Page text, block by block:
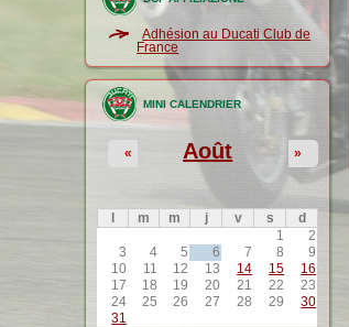
Adhésion au Ducati Club de
France
MINI CALENDRIER
Août
« »
m m j v s
d
1
2
3
4 5 6 7 8
9
10
11 12 13 14 15
16
17
18 19 20 21 22
23
24
25 26 27 28 29
30
31